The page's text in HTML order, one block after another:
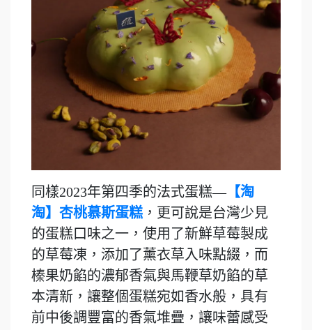
同樣2023年第四季的法式蛋糕—【淘
淘】杏桃慕斯蛋糕 ，更可說是台灣少見
的蛋糕口味之一，使用了新鮮草莓製成
的草莓凍，添加了薰衣草入味點綴，而
榛果奶餡的濃郁香氣與馬鞭草奶餡的草
本清新，讓整個蛋糕宛如香水般，具有
前中後調豐富的香氣堆疊，讓味蕾感受